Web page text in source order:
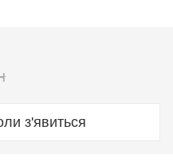
з'явиться